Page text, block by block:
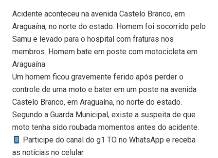
Acidente aconteceu na avenida Castelo Branco, em
Araguaína, no norte do estado. Homem foi socorrido pelo
Samu e levado para o hospital com fraturas nos
membros. Homem bate em poste com motocicleta em
Araguaína
Um homem ficou gravemente ferido após perder o
controle de uma moto e bater em um poste na avenida
Castelo Branco, em Araguaína, no norte do estado.
Segundo a Guarda Municipal, existe a suspeita de que
moto tenha sido roubada momentos antes do acidente.
Participe do canal do g1 TO no WhatsApp e receba
as notícias no celular.